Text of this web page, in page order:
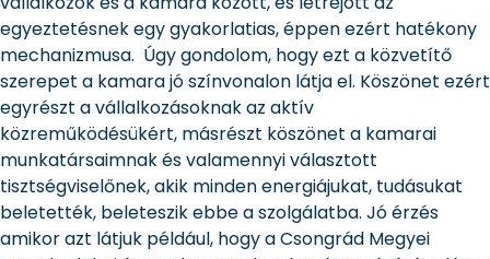
egyeztetésnek egy gyakorlatias, éppen ezért hatékony
mechanizmusa. Úgy gondolom, hogy ezt a közvetítő
szerepet a kamara jó színvonalon látja el. Köszönet ezért
egyrészt a vállalkozásoknak az aktív
közreműködésükért, másrészt köszönet a kamarai
munkatársaimnak és valamennyi választott
tisztségviselőnek, akik minden energiájukat, tudásukat
beletették, beleteszik ebbe a szolgálatba. Jó érzés
amikor azt látjuk például, hogy a Csongrád Megyei